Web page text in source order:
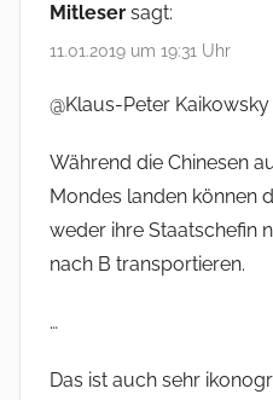
Mitleser sagt:
11.01.2019 um 19:31 Uhr
@Klaus-Peter Kaikowsky
Während die Chinesen
Mondes landen können
weder ihre Staatschefin
nach B transportieren.
…
Das ist auch sehr